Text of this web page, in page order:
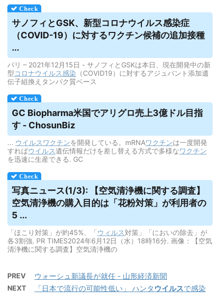
サノフィとGSK、新型コロナウイルス感染症
（COVID-19）に対するワクチン候補の追加接種
...
パリ – 2021年12月15日 - サノフィとGSKは本日、現在開発中の新
型コロナウイルス感染 （COVID19）に対するアジュバント添加遺
伝子組換えタンパク質ベース
GC Biopharma米国でアリグロ売上3億ドル目指
す - ChosunBiz
... ウイルス ワクチンを開発している。mRNAワクチンは一度開発
すればウイルス遺伝情報だけを差し替える方式で多様なワクチン
を迅速に生産できる. GC
写真ニュース(1/3): 【空気清浄機に関する調査】
空気清浄機の購入目的は「花粉対策」が利用者の
5 ...
「ほこり対策」が約45%、「ウィルス対策」「においの除去」が
各3割強. PR TIMES2024年6月12日（水）18時16分. 画像：【空気
清浄機に関する調査】空気清浄機の
PREV ウォーシュ新議長が就任 - 山形経済新聞
NEXT 「日本で流行の可能性低い」 ハンタウイルスで感染